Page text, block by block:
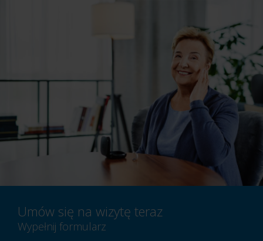
Umów się na wizytę teraz
Wypełnij formularz